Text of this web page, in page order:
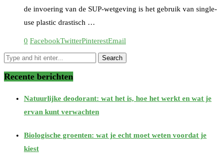
de invoering van de SUP-wetgeving is het gebruik van single-
use plastic drastisch …
0 FacebookTwitterPinterestEmail
Recente berichten
Natuurlijke deodorant: wat het is, hoe het werkt en wat je
ervan kunt verwachten
Biologische groenten: wat je echt moet weten voordat je
kiest